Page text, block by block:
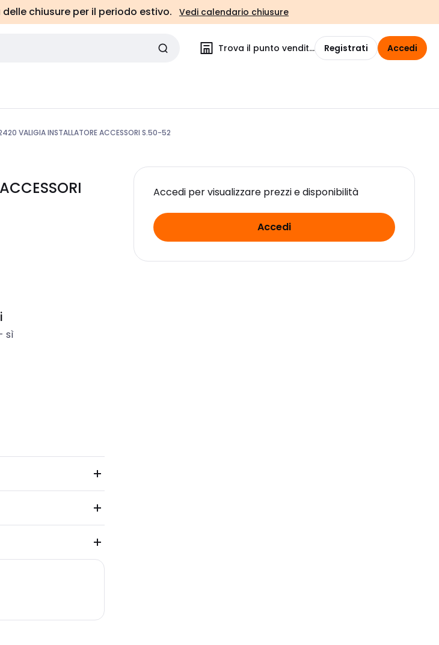
chiusure per il periodo estivo. Vedi calendario chiusure
Trova il punto vendita Registrati Accedi
VALIGIA INSTALLATORE ACCESSORI S.50-52
Accedi per visualizzare prezzi e disponibilità
Accedi
sì